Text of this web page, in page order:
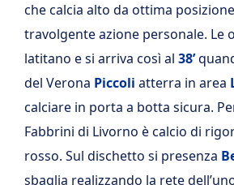
che calcia alto da ottima
travolgente azione personale. Le
latitano e si arriva così al 38’
del Verona Piccoli atterra in area
calciare in porta a botta sicura.
Fabbrini di Livorno è calcio di
rosso. Sul dischetto si presenza
sbaglia realizzando la rete